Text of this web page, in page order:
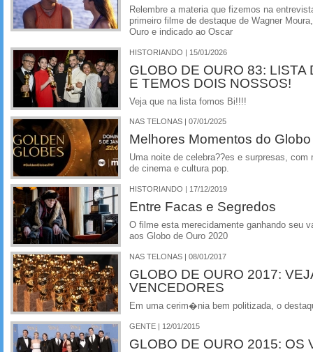
Relembre a materia que fizemos na
primeiro filme de destaque de Wagner
Ouro e indicado ao Oscar
HISTORIANDO | 15/01/2026
GLOBO DE OURO 83: LISTA
E TEMOS DOIS NOSSOS!
Veja que na lista fomos Bi!!!!
NAS TELONAS | 07/01/2025
Melhores Momentos do
Uma noite de celebra??es e surpresas,
de cinema e cultura pop.
HISTORIANDO | 17/12/2019
Entre Facas e Segredos
O filme esta merecidamente ganhando seu
aos Globo de Ouro 2020
NAS TELONAS | 08/01/2017
GLOBO DE OURO 2017:
VENCEDORES
Em uma cerim�nia bem politizada, o
GENTE | 12/01/2015
GLOBO DE OURO 2015: OS